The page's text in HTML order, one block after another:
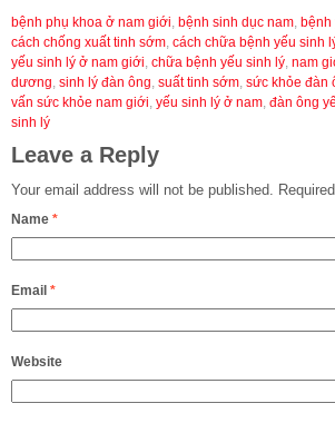
bệnh phụ khoa ở nam giới, bệnh sinh dục nam, bệnh
cách chống xuất tinh sớm, cách chữa bệnh yếu sinh
yếu sinh lý ở nam giới, chữa bệnh yếu sinh lý, nam
dương, sinh lý đàn ông, suất tinh sớm, sức khỏe đàn
vấn sức khỏe nam giới, yếu sinh lý ở nam, đàn ông
sinh lý
Leave a Reply
Your email address will not be published.
Name *
Email *
Website